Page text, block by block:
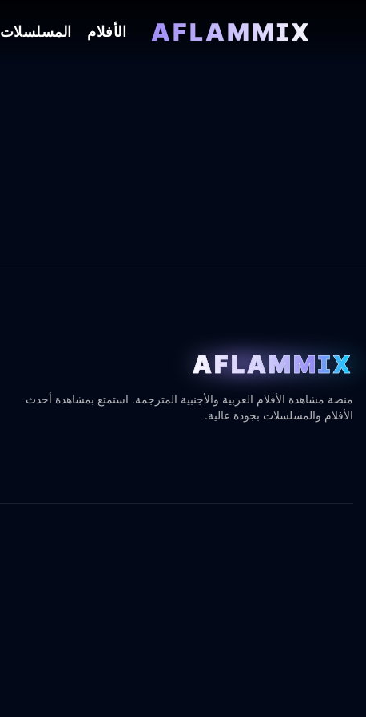
AFLAMMIX الأفلام المسلسلات
AFLAMMIX
منصة مشاهدة الأفلام العربية والأجنبية المترجمة. استمتع بمشاهدة أحدث
الأفلام والمسلسلات بجودة عالية.